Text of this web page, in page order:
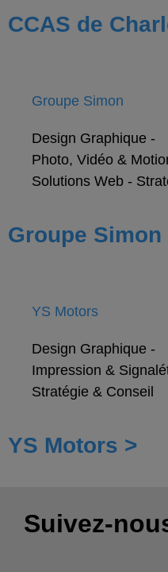
CCAS de
Groupe Simon
Design Graphique -
Photo, Vidéo &
Solutions Web -
Groupe Simon
YS Motors
Design Graphique -
Impression &
Stratégie & Conseil
YS Motors >
Suivez-